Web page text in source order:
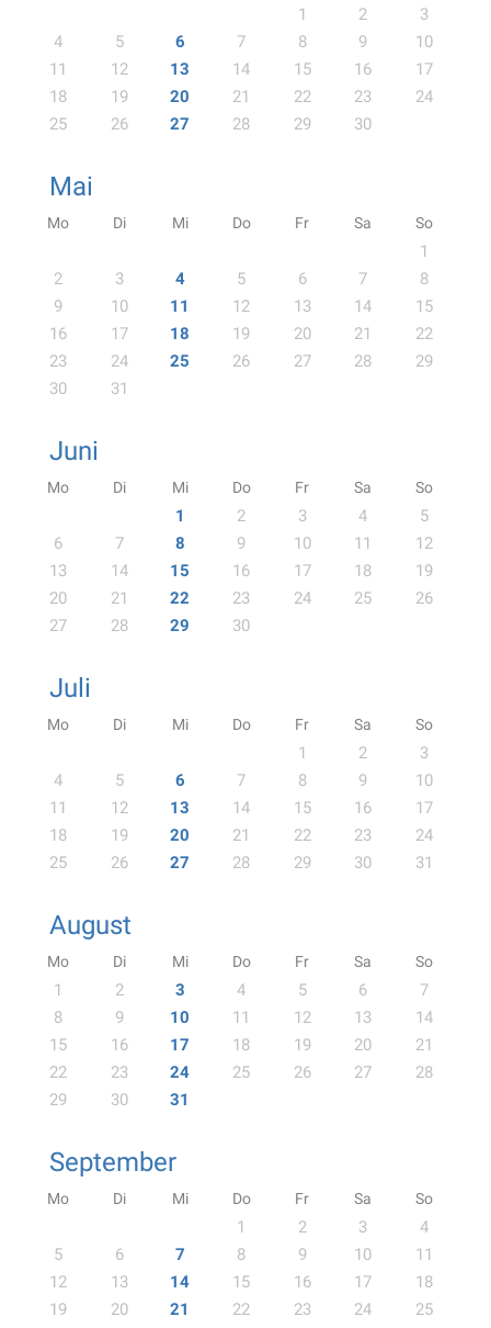
1 2
3
4
5 6 7 8 9
10
11
12 13 14 15 16
17
18
19 20 21 22 23
24
25
26 27 28 29 30
Mai
Mo Di Mi Do Fr Sa So
1
2
3 4 5 6 7
8
9
10 11 12 13 14
15
16
17 18 19 20 21
22
23
24 25 26 27 28
29
30
31
Juni
Mo Di Mi Do Fr Sa So
1 2 3 4
5
6
7 8 9 10 11
12
13
14 15 16 17 18
19
20
21 22 23 24 25
26
27
28 29 30
Juli
Mo Di Mi Do Fr Sa So
1 2
3
4
5 6 7 8 9
10
11
12 13 14 15 16
17
18
19 20 21 22 23
24
25
26 27 28 29 30 31
August
Mo Di Mi Do Fr Sa So
1 2 3 4 5 6
7
8
9 10 11 12 13
14
15
16 17 18 19 20
21
22
23 24 25 26 27
28
29
30 31
September
Mo Di Mi Do Fr Sa So
1 2 3
4
5
6 7 8 9 10
11
12
13 14 15 16 17
18
19
20 21 22 23 24
25